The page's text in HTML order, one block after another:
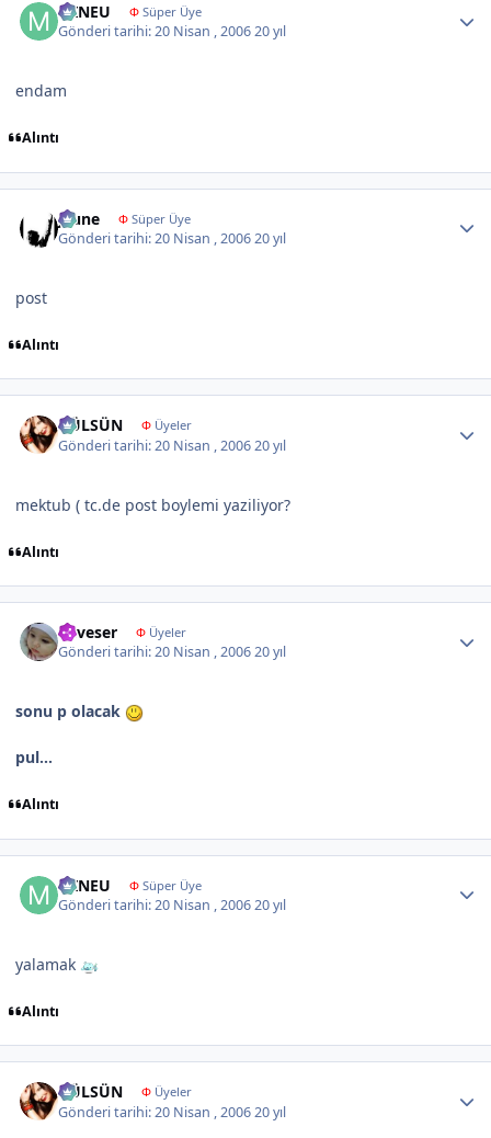
MINEU ΦSüper Üye
Gönderi tarihi:20 Nisan , 200620 yıl
endam
Alıntı
jeune ΦSüper Üye
Gönderi tarihi:20 Nisan , 200620 yıl
post
Alıntı
GÜLSÜN ΦÜyeler
Gönderi tarihi:20 Nisan , 200620 yıl
mektub ( tc.de post boylemi yaziliyor?
Alıntı
neveser ΦÜyeler
Gönderi tarihi:20 Nisan , 200620 yıl
sonu p olacak
pul...
Alıntı
MINEU ΦSüper Üye
Gönderi tarihi:20 Nisan , 200620 yıl
yalamak
Alıntı
GÜLSÜN ΦÜyeler
Gönderi tarihi:20 Nisan , 200620 yıl